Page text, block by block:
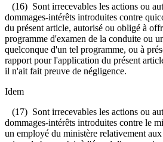
(16) Sont irrecevables les actions ou
dommages-intérêts introduites contre
du présent article, autorisé ou obligé à
programme d'examen de la conduite ou
quelconque d'un tel programme, ou à
rapport pour l'application du présent
il n'ait fait preuve de négligence.
Idem
(17) Sont irrecevables les actions ou
dommages-intérêts introduites contre le
un employé du ministère relativement